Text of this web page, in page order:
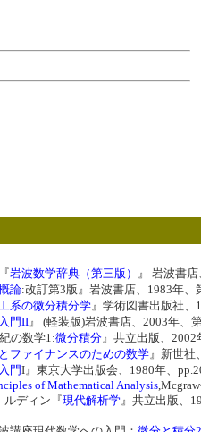
岩波数学辞典（第三版） 』 岩波書
論:改訂第3版』岩波書店、1983年、
系の微分積分学』学術図書出版社、
門II』 (軽装版)岩波書店、2003年、
の数学1:微分積分』共立出版、2002
ファイナンスのための数学』新世社
門I』東京大学出版会、1980年、
of Mathematical Analysis
ルディン『現代解析学』共立出版、